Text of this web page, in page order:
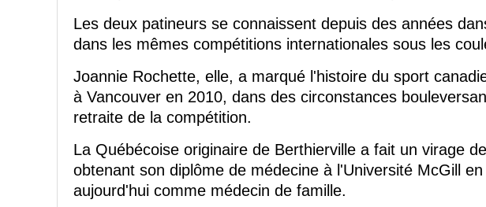
Les deux patineurs se connaissent depuis des années
dans les mêmes compétitions internationales sous les
Joannie Rochette, elle, a marqué l'histoire du sport
à Vancouver en 2010, dans des circonstances
retraite de la compétition.
La Québécoise originaire de Berthierville a fait un virage
obtenant son diplôme de médecine à l'Université McGill
aujourd'hui comme médecin de famille.